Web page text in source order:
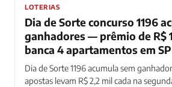
LOTERIAS
Dia de Sorte concurso 1196
ganhadores — prêmio de R$
banca 4 apartamentos em SP
Dia de Sorte 1196 acumula sem
apostas levam R$ 2,2 mil cada na